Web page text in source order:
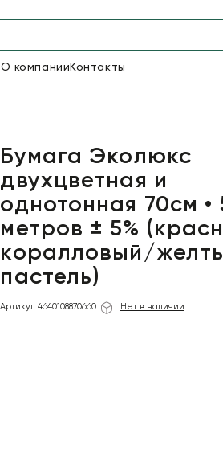
О компании Контакты
18
Сетка 6
Бумага Эколюкс
двухцветная и
однотонная 70см •
метров ± 5%
коралловый/
пастель)
Артикул 4640108870660 Нет в наличии